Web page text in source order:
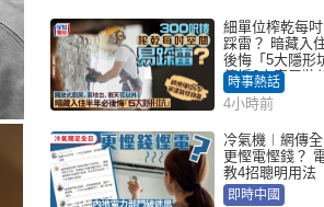
細單位榨乾每
踩雷？ 暗藏入
後悔「5大隱形
傳授6字家居裝
Juicy叮
時事熱話
4小時前
冷氣機︱網傳
更慳電慳錢？ 電力部門
教4招聰明用法
即時中國